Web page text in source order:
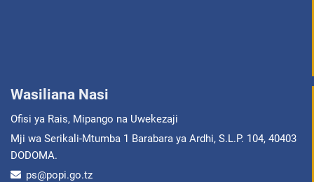
Wasiliana Nasi
Ofisi ya Rais, Mipango na Uwekezaji
Mji wa Serikali-Mtumba 1 Barabara ya Ardhi, S.L.P. 104, 40403
DODOMA.
ps@popi.go.tz